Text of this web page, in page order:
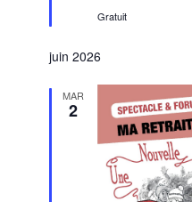
Gratuit
juin 2026
MAR
2